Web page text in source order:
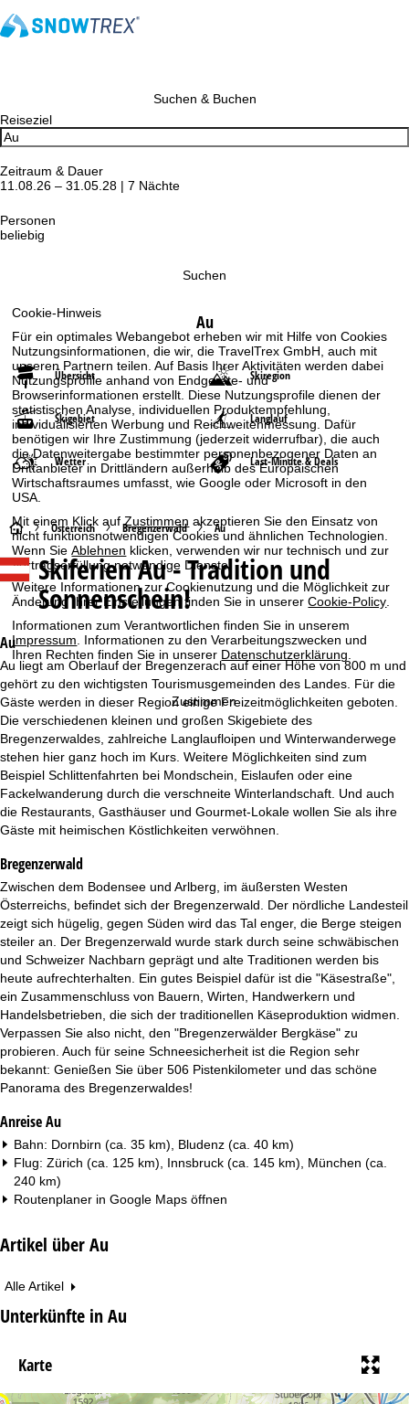
Cookie-Hinweis
Für ein optimales Webangebot erheben wir mit Hilfe von Cookies
Nutzungsinformationen, die wir, die TravelTrex GmbH, auch mit
unseren Partnern teilen. Auf Basis Ihrer Aktivitäten werden dabei
Nutzungsprofile anhand von Endgeräte- und
Browserinformationen erstellt. Diese Nutzungsprofile dienen der
statistischen Analyse, individuellen Produktempfehlung,
individualisierten Werbung und Reichweitenmessung. Dafür
benötigen wir Ihre Zustimmung (jederzeit widerrufbar), die auch
die Datenweitergabe bestimmter personenbezogener Daten an
Drittanbieter in Drittländern außerhalb des Europäischen
Wirtschaftsraumes umfasst, wie Google oder Microsoft in den
USA.
Mit einem Klick aufZustimmen akzeptieren Sie den Einsatz von
nicht funktionsnotwendigen Cookies und ähnlichen Technologien.
Wenn SieAblehnen klicken, verwenden wir nur technisch und zur
Vertragserfüllung notwendige Dienste.
Weitere Informationen zur Cookienutzung und die Möglichkeit zur
Änderung Ihrer Einstellungen finden Sie in unsererCookie-Policy.
Informationen zum Verantwortlichen finden Sie in unserem
Impressum. Informationen zu den Verarbeitungszwecken und
Ihren Rechten finden Sie in unserer Datenschutzerklärung.
Zustimmen
Suchen & Buchen
Reiseziel
Zeitraum & Dauer
11.08.26 – 31.05.28 | 7 Nächte
Personen
beliebig
Suchen
Au
Übersicht Skiregion
Skigebiet Langlauf
Wetter Last-Minute & Deals
S
t
a
r
t
i
t
e
Österreich Bregenzerwald Au
SkiferienAu - Tradition und
Sonnenschein!
Au
Au liegt am Oberlauf der Bregenzerach auf einer Höhe von 800 m und
gehört zu den wichtigsten Tourismusgemeinden des Landes. Für die
Gäste werden in dieser Region einige Freizeitmöglichkeiten geboten.
Die verschiedenen kleinen und großen Skigebiete des
Bregenzerwaldes, zahlreiche Langlaufloipen und Winterwanderwege
stehen hier ganz hoch im Kurs. Weitere Möglichkeiten sind zum
Beispiel Schlittenfahrten bei Mondschein, Eislaufen oder eine
Fackelwanderung durch die verschneite Winterlandschaft. Und auch
die Restaurants, Gasthäuser und Gourmet-Lokale wollen Sie als ihre
Gäste mit heimischen Köstlichkeiten verwöhnen.
Bregenzerwald
Zwischen dem Bodensee und Arlberg, im äußersten Westen
Österreichs, befindet sich der Bregenzerwald. Der nördliche Landesteil
zeigt sich hügelig, gegen Süden wird das Tal enger, die Berge steigen
steiler an. Der Bregenzerwald wurde stark durch seine schwäbischen
und Schweizer Nachbarn geprägt und alte Traditionen werden bis
heute aufrechterhalten. Ein gutes Beispiel dafür ist die "Käsestraße",
ein Zusammenschluss von Bauern, Wirten, Handwerkern und
Handelsbetrieben, die sich der traditionellen Käseproduktion widmen.
Verpassen Sie also nicht, den "Bregenzerwälder Bergkäse" zu
probieren. Auch für seine Schneesicherheit ist die Region sehr
bekannt: Genießen Sie über 506 Pistenkilometer und das schöne
Panorama des Bregenzerwaldes!
Anreise Au
Bahn: Dornbirn (ca. 35 km), Bludenz (ca. 40 km)
Flug: Zürich (ca. 125 km), Innsbruck (ca. 145 km), München (ca.
240 km)
Routenplaner in Google Maps öffnen
Artikel über Au
Alle Artikel
Unterkünfte in Au
Karte